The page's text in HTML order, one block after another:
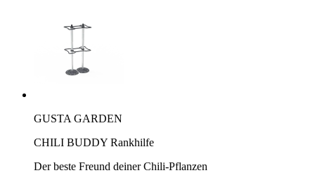
GUSTA GARDEN
CHILI BUDDY Rankhilfe
Der beste Freund deiner Chili-Pflanzen